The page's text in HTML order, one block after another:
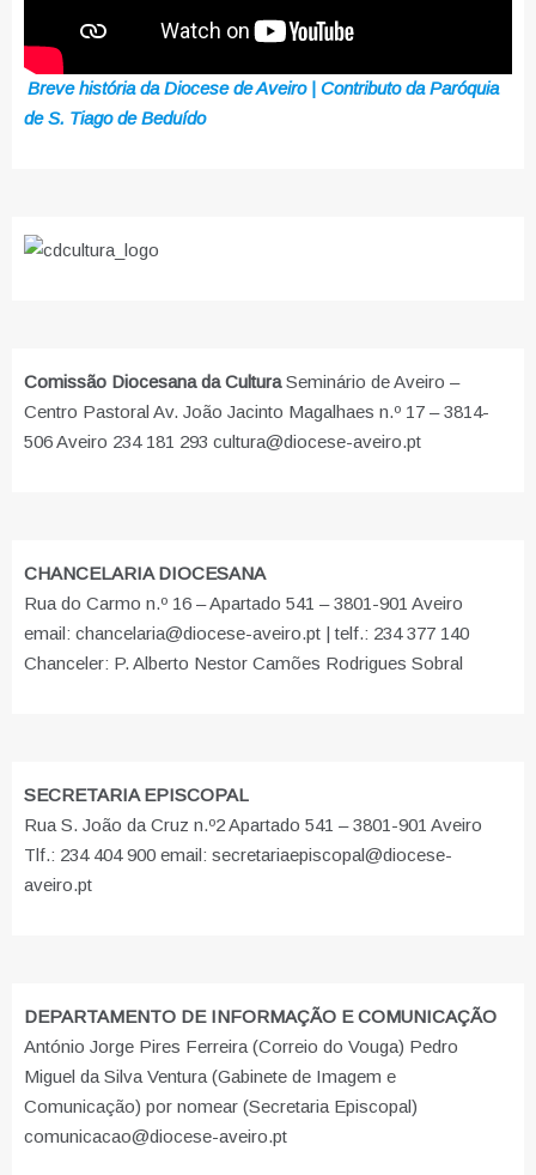
Breve história da Diocese de Aveiro | Contributo da Paróquia
de S. Tiago de Beduído
Comissão Diocesana da CulturaSeminário de Aveiro –
Centro Pastoral Av. João Jacinto Magalhaes n.º 17 – 3814-
506 Aveiro 234 181 293 cultura@diocese-aveiro.pt
CHANCELARIA DIOCESANA
Rua do Carmo n.º 16 – Apartado 541 – 3801-901 Aveiro
email: chancelaria@diocese-aveiro.pt | telf.: 234 377 140
Chanceler: P. Alberto Nestor Camões Rodrigues Sobral
SECRETARIA EPISCOPAL
Rua S. João da Cruz n.º2 Apartado 541 – 3801-901 Aveiro
Tlf.: 234 404 900 email: secretariaepiscopal@diocese-
aveiro.pt
DEPARTAMENTO DE INFORMAÇÃO E COMUNICAÇÃO
António Jorge Pires Ferreira (Correio do Vouga) Pedro
Miguel da Silva Ventura (Gabinete de Imagem e
Comunicação) por nomear (Secretaria Episcopal)
comunicacao@diocese-aveiro.pt